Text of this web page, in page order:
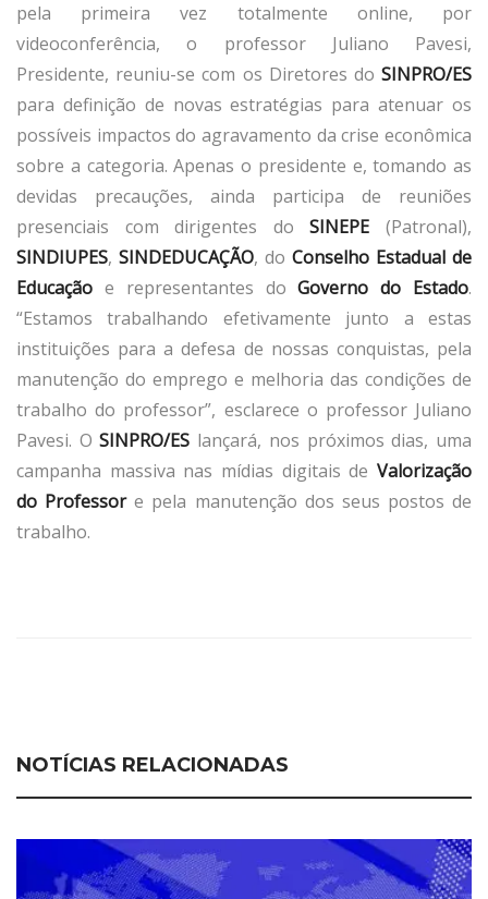
pela primeira vez totalmente online, por
videoconferência, o professor Juliano Pavesi,
Presidente, reuniu-se com os Diretores do SINPRO/ES
para definição de novas estratégias para atenuar os
possíveis impactos do agravamento da crise econômica
sobre a categoria. Apenas o presidente e, tomando as
devidas precauções, ainda participa de reuniões
presenciais com dirigentes doSINEPE (Patronal),
SINDIUPES, SINDEDUCAÇÃO, do Conselho Estadual de
Educação e representantes doGoverno do Estado.
“Estamos trabalhando efetivamente junto a estas
instituições para a defesa de nossas conquistas, pela
manutenção do emprego e melhoria das condições de
trabalho do professor”, esclarece o professor Juliano
Pavesi. OSINPRO/ES lançará, nos próximos dias, uma
campanha massiva nas mídias digitais de Valorização
do Professore pela manutenção dos seus postos de
trabalho.
NOTÍCIAS RELACIONADAS